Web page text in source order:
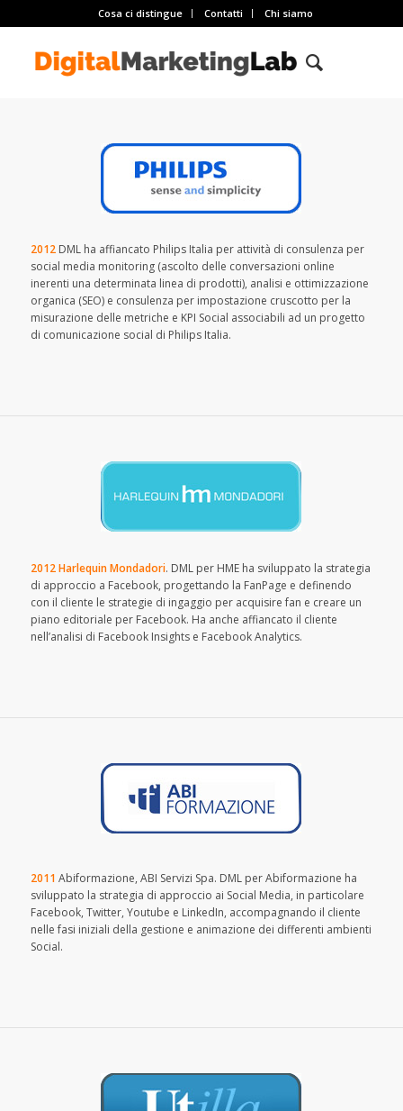
Cosa ci distingue Contatti Chi siamo
2012DML ha affiancato Philips Italia per attività di consulenza per
social media monitoring (ascolto delle conversazioni online
inerenti una determinata linea di prodotti), analisi e ottimizzazione
organica (SEO) e consulenza per impostazione cruscotto per la
misurazione delle metriche e KPI Social associabili ad un progetto
di comunicazione social di Philips Italia.
2012 Harlequin Mondadori. DML per HME ha sviluppato la strategia
di approccio a Facebook, progettando la FanPage e definendo
con il cliente le strategie di ingaggio per acquisire fan e creare un
piano editoriale per Facebook. Ha anche affiancato il cliente
nell’analisi di Facebook Insights e Facebook Analytics.
2011 Abiformazione, ABI Servizi Spa. DML per Abiformazione ha
sviluppato la strategia di approccio ai Social Media, in particolare
Facebook, Twitter, Youtube e LinkedIn, accompagnando il cliente
nelle fasi iniziali della gestione e animazione dei differenti ambienti
Social.